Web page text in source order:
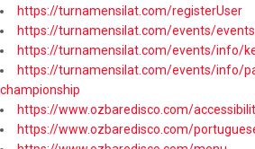
https://turnamensilat.com/registerUser
https://turnamensilat.com/events/
https://turnamensilat.com/events/info/
https://turnamensilat.com/events/info/
championship
https://www.ozbaredisco.com/
https://www.ozbaredisco.com/